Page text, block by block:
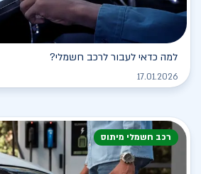
למה כדאי לעבור לרכב חשמלי?
17.01.2026
רכב חשמלי מיתוס